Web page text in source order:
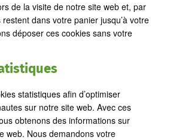
de la visite de notre site web et, par
dans votre panier jusqu’à votre
déposer ces cookies sans votre
statistiques afin d’optimiser
sur notre site web. Avec ces
obtenons des informations sur
web. Nous demandons votre